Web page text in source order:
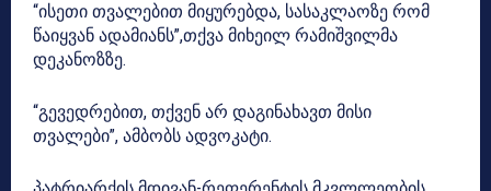
“ისეთი თვალებით მიყურებდა, სასაკლაოზე რომ
წაიყვან ადამიანს”,თქვა მიხეილ რამიშვილმა
დეკანოზზე.
“გევედრებით, თქვენ არ დაგინახავთ მისი
თვალები”, ამბობს ადვოკატი.